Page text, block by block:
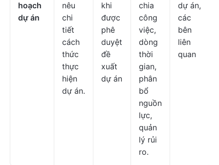
hoạch
dự án
nêu
chi
tiết
cách
thức
thực
hiện
dự án.
khi
được
phê
duyệt
đề
xuất
dự án
chia
công
việc,
dòng
thời
gian,
phân
bổ
nguồn
lực,
quản
lý rủi
ro.
dự án,
các
bên
liên
quan